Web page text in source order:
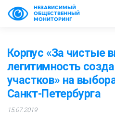
НЕЗАВИСИМЫЙ
ОБЩЕСТВЕННЫЙ
МОНИТОРИНГ
Корпус «За чистые
легитимность
участков» на
Санкт-Петербурга
15.07.2019